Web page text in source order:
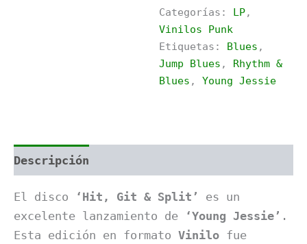
Git
Split
cantidad
Categorías: LP,
Vinilos Punk
Etiquetas: Blues ,
Jump Blues , Rhythm &
Blues ,Young Jessie
Descripción
El disco ‘Hit, Git & Split’
es un
excelente lanzamiento de
‘Young Jessie’ .
Esta edición en formato Vinilo fue